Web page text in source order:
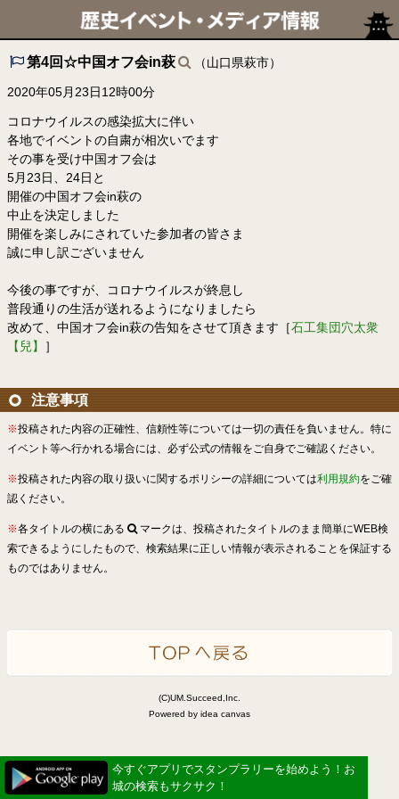
第4回☆中国オフ会in萩 （山口県萩市）
2020年05月23日12時00分
コロナウイルスの感染拡大に伴い
各地でイベントの自粛が相次いでます
その事を受け中国オフ会は
5月23日、24日と
開催の中国オフ会in萩の
中止を決定しました
開催を楽しみにされていた参加者の皆さま
誠に申し訳ございません
今後の事ですが、コロナウイルスが終息し
普段通りの生活が送れるようになりましたら
改めて、中国オフ会in萩の告知をさせて頂きます［石工集団穴太衆
【兒】
］
注意事項
※投稿された内容の正確性、信頼性等については一切の責任を負いません。特に
イベント等へ行かれる場合には、必ず公式の情報をご自身でご確認ください。
※投稿された内容の取り扱いに関するポリシーの詳細については利用規約をご確
認ください。
※各タイトルの横にある
マークは、投稿されたタイトルのまま簡単にWEB検
索できるようにしたもので、検索結果に正しい情報が表示されることを保証する
ものではありません。
(C)UM.Succeed,Inc.
Powered by idea canvas
今すぐアプリでスタンプラリーを始めよう！お
城の検索もサクサク！